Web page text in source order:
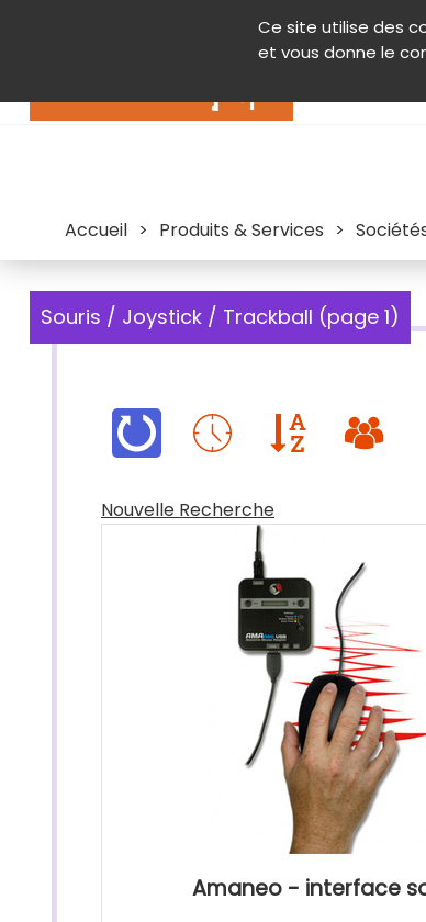
Ce site utilise des
et vous donne le
Contenu Aide et accessibilité
Accueil > Produits & Services >
Souris / Joystick / Trackball (page 1)
Nouvelle Recherche
Amaneo - interface